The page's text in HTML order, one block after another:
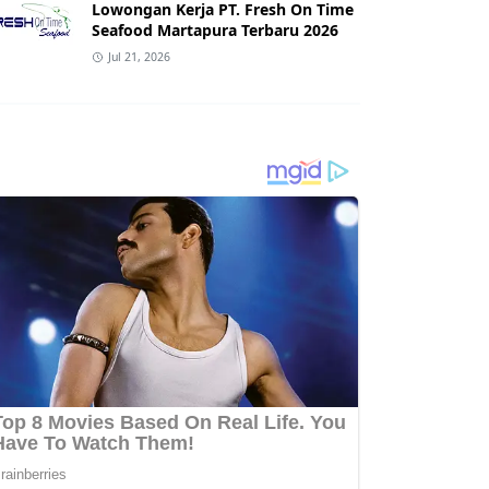
Lowongan Kerja PT. Fresh On Time
Seafood Martapura Terbaru 2026
Jul 21, 2026